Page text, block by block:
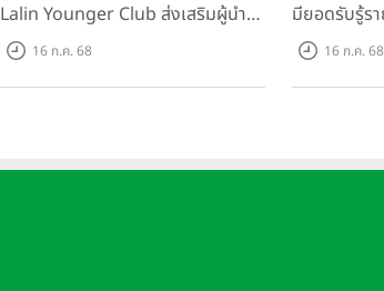
Lalin Younger Club ส่งเสริมผู้นำ
รุ่นใหม่ พัฒนาองค์กรสู่อนาคต
16 ก.ค. 68
มียอดรับรู้ร
ล้านบาท กำ
16 ก.ค. 68